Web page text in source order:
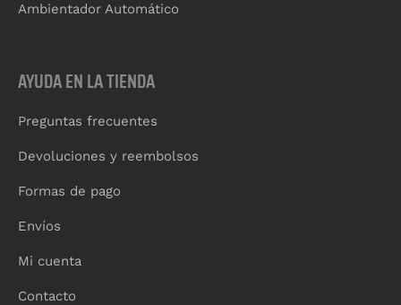
Ambientador Automático
AYUDA EN LA TIENDA
Preguntas frecuentes
Devoluciones y reembolsos
Formas de pago
Envíos
Mi cuenta
Contacto